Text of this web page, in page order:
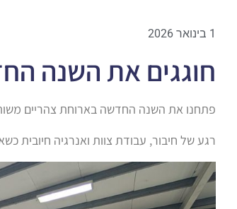
1 בינואר 2026
חוגגים את השנה
פתחנו את השנה החדשה בארוחת צהריים
רגע של חיבור, עבודת צוות ואנרגיה חיובית